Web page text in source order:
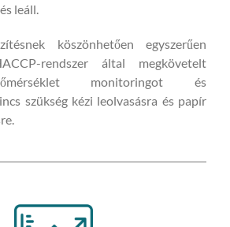
leáll.
köszönhetően egyszerűen
rendszer által megkövetelt
monitoringot és
szükség kézi leolvasásra és papír